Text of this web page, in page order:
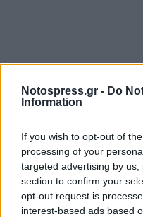
Notospress.gr - Do
Information
If you wish to opt-out of
processing of your
targeted advertising by
section to confirm your
opt-out request is
interest-based ads based